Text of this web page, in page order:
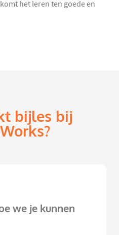
het leren ten goede en
bijles bij
we je kunnen